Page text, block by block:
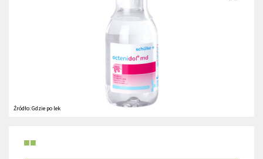
Źródło:Gdzie po lek
■■